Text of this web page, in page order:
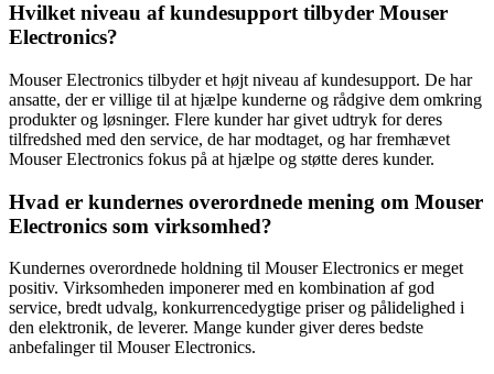
Hvilket niveau af kundesupport tilbyder Mouser
Electronics?
Mouser Electronics tilbyder et højt niveau af kundesupport. De har
ansatte, der er villige til at hjælpe kunderne og rådgive dem omkring
produkter og løsninger. Flere kunder har givet udtryk for deres
tilfredshed med den service, de har modtaget, og har fremhævet
Mouser Electronics fokus på at hjælpe og støtte deres kunder.
Hvad er kundernes overordnede mening om Mouser
Electronics som virksomhed?
Kundernes overordnede holdning til Mouser Electronics er meget
positiv. Virksomheden imponerer med en kombination af god
service, bredt udvalg, konkurrencedygtige priser og pålidelighed i
den elektronik, de leverer. Mange kunder giver deres bedste
anbefalinger til Mouser Electronics.